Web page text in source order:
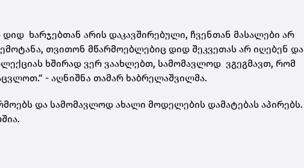
ხარჯებთან არის დაკავშირებული, ჩვენთან მასალები არ
თვითონ მწარმოებლებიც დიდ შეკვეთას არ იღებენ და
ხშირად ვერ ვაახლებთ, სამომავლოდ ვგეგმავთ, რომ
- აღნიშნა თამარ ხაბრელაშვილმა.
და სამომავლოდ ახალი მოდელების დამატებას აპირებს.